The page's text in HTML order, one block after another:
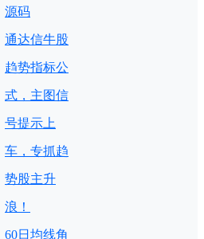
源码
通达信牛股
趋势指标公
式，主图信
号提示上
车，专抓趋
势股主升
浪！
60日均线角